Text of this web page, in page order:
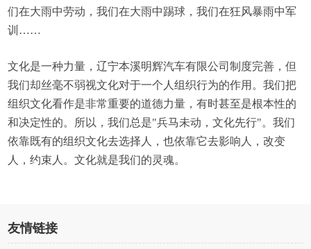
们在大雨中劳动，我们在大雨中踢球，我们在狂风暴雨中军
训……
文化是一种力量，辽宁本溪明辉汽车有限公司制度完善，但
我们却丝毫不弱视文化对于一个人组织行为的作用。我们把
组织文化看作是非常重要的道德力量，有时甚至是根本性的
和决定性的。所以，我们总是"兵马未动，文化先行"。我们
依靠既有的组织文化去选择人，也依靠它去影响人，改变
人，约束人。文化就是我们的灵魂。
友情链接